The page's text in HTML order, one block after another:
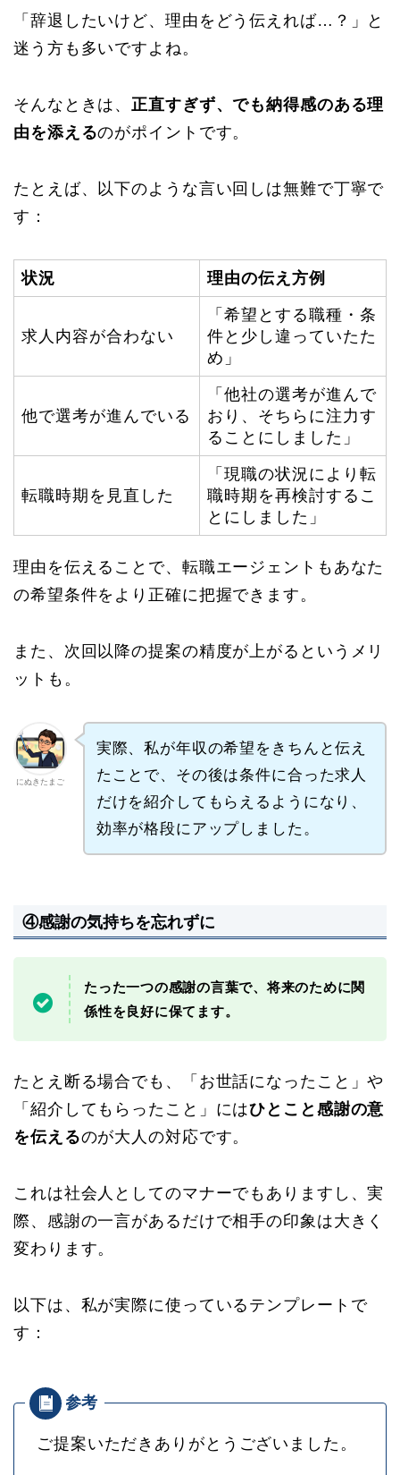
「辞退したいけど、理由をどう伝えれば…？」と
迷う方も多いですよね。
そんなときは、 正直すぎず、でも納得感のある理
由を添えるのがポイントです。
たとえば、以下のような言い回しは無難で丁寧で
す：
状況 理由の伝え方例
求人内容が合わない
「希望とする職種・条
件と少し違っていたた
め」
他で選考が進んでいる
「他社の選考が進んで
おり、そちらに注力す
ることにしました」
転職時期を見直した
「現職の状況により転
職時期を再検討するこ
とにしました」
理由を伝えることで、転職エージェントもあなた
の希望条件をより正確に把握できます。
また、次回以降の提案の精度が上がるというメリ
ットも。
にぬきたまご
実際、私が年収の希望をきちんと伝え
たことで、その後は条件に合った求人
だけを紹介してもらえるようになり、
効率が格段にアップしました。
④感謝の気持ちを忘れずに
たった一つの感謝の言葉で、将来のために関
係性を良好に保てます。
たとえ断る場合でも、「お世話になったこと」や
「紹介してもらったこと」にはひとこと感謝の意
を伝えるのが大人の対応です。
これは社会人としてのマナーでもありますし、実
際、感謝の一言があるだけで相手の印象は大きく
変わります。
以下は、私が実際に使っているテンプレートで
す：
ご提案いただきありがとうございました。